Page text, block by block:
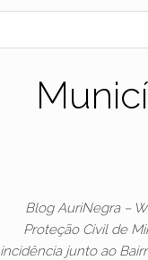
Blog AuriNegra –
Proteção Civil de
incidência junto ao